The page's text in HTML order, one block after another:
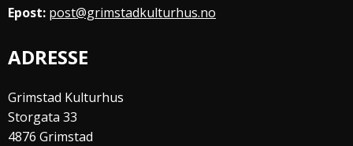
Epost: post@grimstadkulturhus.no
ADRESSE
Grimstad Kulturhus
Storgata 33
4876 Grimstad